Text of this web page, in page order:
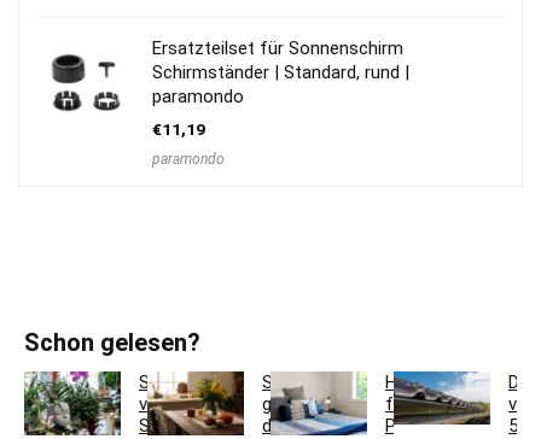
Ersatzteilset für Sonnenschirm
Schirmständer | Standard, rund |
paramondo
€11,19
paramondo
Schon gelesen?
So
verwandeln
Sie
So
gestaltest
du
Hotelbettwäsche
für
Privatkunden:
5